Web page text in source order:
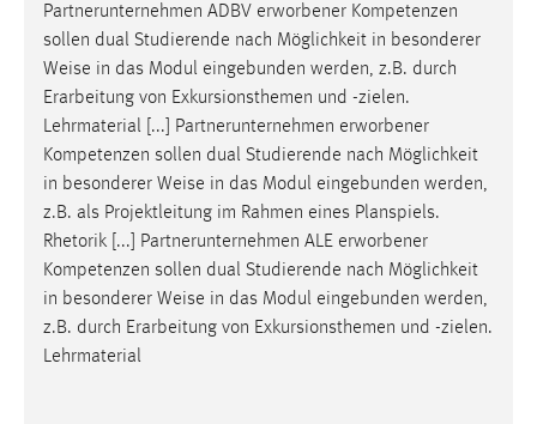
Partnerunternehmen ADBV erworbener Kompetenzen
sollen dual Studierende nach Möglichkeit in besonderer
Weise in das Modul eingebunden werden, z.B. durch
Erarbeitung von Exkursionsthemen und -zielen.
Lehrmaterial [...] Partnerunternehmen erworbener
Kompetenzen sollen dual Studierende nach Möglichkeit
in besonderer Weise in das Modul eingebunden werden,
z.B. als Projektleitung im Rahmen eines Planspiels.
Rhetorik [...] Partnerunternehmen ALE erworbener
Kompetenzen sollen dual Studierende nach Möglichkeit
in besonderer Weise in das Modul eingebunden werden,
z.B. durch Erarbeitung von Exkursionsthemen und -zielen.
Lehrmaterial